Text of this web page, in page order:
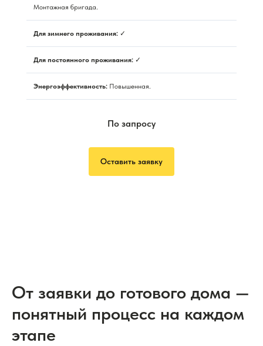
Монтажная бригада.
Для зимнего проживания: ✓
Для постоянного проживания: ✓
Энергоэффективность: Повышенная.
По запросу
Оставить заявку
От заявки до готового дома —
понятный процесс на каждом
этапе